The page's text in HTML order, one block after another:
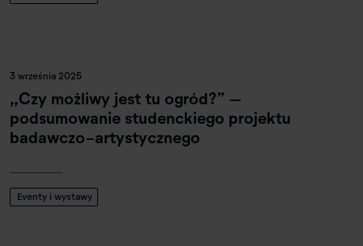
3 września 2025
„Czy możliwy jest tu ogród?” –
podsumowanie studenckiego projektu
badawczo-artystycznego
Eventy i wystawy